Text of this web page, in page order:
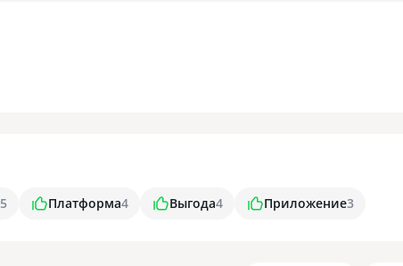
5 Платформа4 Выгода4 Приложение3